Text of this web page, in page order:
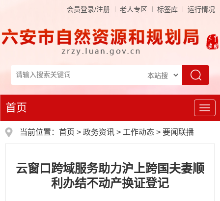
会员登录/注册 老人专区 标签库 运行情况
导
首页
当前位置： 首页 > 政务资讯 > 工作动态 > 要闻联播
云窗口跨域服务助力沪上跨国夫妻顺
利办结不动产换证登记